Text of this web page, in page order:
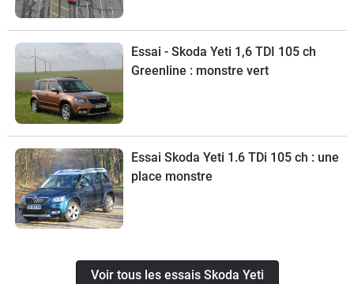
Essai - Skoda Yeti 1,6 TDI 105 ch
Greenline : monstre vert
Essai Skoda Yeti 1.6 TDi 105 ch : une
place monstre
Voir tous les essais Skoda Yeti